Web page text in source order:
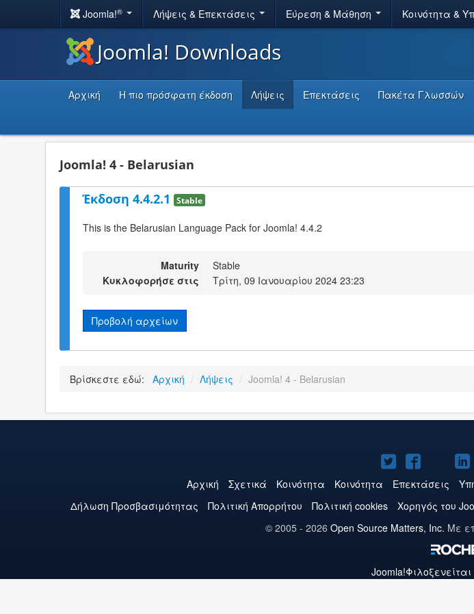
Joomla!® Λήψεις & Επεκτάσεις Εύρεση & Μάθηση Κοινότητα &
Joomla! Downloads
Αρχική Η πιο πρόσφατη έκδοση Λήψεις Επεκτάσεις Πακέτα Γλωσσών
Joomla! 4 - Belarusian
Έκδοση 4.4.2.1 Stable
This is the Belarusian Language Pack for Joomla! 4.4.2
Maturity
Stable
Κυκλοφορήσε στις
Τρίτη, 09 Ιανουαρίου 2024 23:23
Προβολή αρχείων
Βρίσκεστε εδώ: Αρχική / Λήψεις / Joomla! 4 - Belarusian
Το
Joomla!
στο
Twitter
Το
Joomla!
στοστο
Αρχική Σχετικά Κοινότητα Κοινότητα Επεκτάσεις
Δήλωση Προσβασιμότητας
Πολιτική Aπορρήτου Πολιτική cookies Χορηγός του
© 2005 - 2026 Open Source Matters, Inc. Με
Joomla!